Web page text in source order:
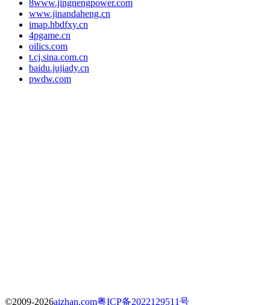
8www.jingnengpower.com
www.jinandaheng.cn
imap.hbdfxy.cn
4pgame.cn
oilics.com
t.cj.sina.com.cn
baidu.jujiady.cn
pwdw.com
©2009-2026aizhan.com粤ICP备2022129511号